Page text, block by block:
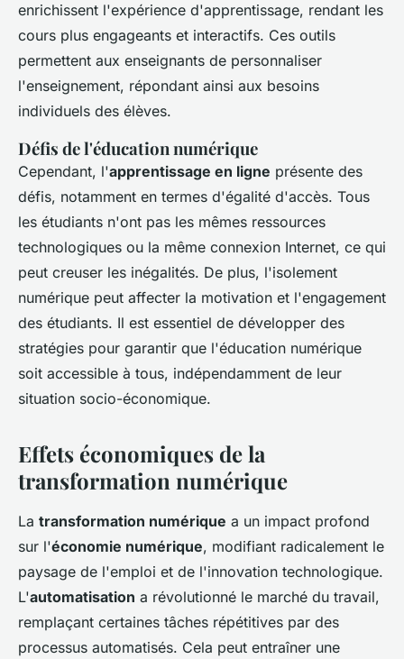
enrichissent l'expérience d'apprentissage, rendant les
cours plus engageants et interactifs. Ces outils
permettent aux enseignants de personnaliser
l'enseignement, répondant ainsi aux besoins
individuels des élèves.
Défis de l'éducation numérique
Cependant, l'apprentissage en ligne présente des
défis, notamment en termes d'égalité d'accès. Tous
les étudiants n'ont pas les mêmes ressources
technologiques ou la même connexion Internet, ce qui
peut creuser les inégalités. De plus, l'isolement
numérique peut affecter la motivation et l'engagement
des étudiants. Il est essentiel de développer des
stratégies pour garantir que l'éducation numérique
soit accessible à tous, indépendamment de leur
situation socio-économique.
Effets économiques de la
transformation numérique
La transformation numérique a un impact profond
sur l'économie numérique, modifiant radicalement le
paysage de l'emploi et de l'innovation technologique.
L'automatisation a révolutionné le marché du travail,
remplaçant certaines tâches répétitives par des
processus automatisés. Cela peut entraîner une